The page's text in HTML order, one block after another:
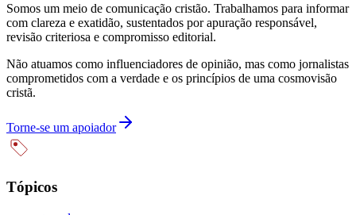
Somos um meio de comunicação cristão. Trabalhamos para informar
com clareza e exatidão, sustentados por apuração responsável,
revisão criteriosa e compromisso editorial.
Não atuamos como influenciadores de opinião, mas como jornalistas
comprometidos com a verdade e os princípios de uma cosmovisão
cristã.
Torne-se um apoiador
Tópicos